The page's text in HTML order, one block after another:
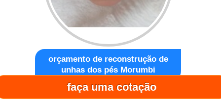
faça uma cotação
orçamento de reconstrução de
unhas dos pés Morumbi